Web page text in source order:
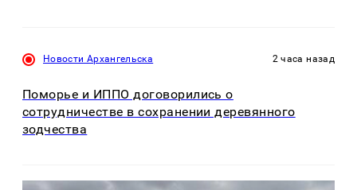
Новости Архангельска 2 часа назад
Поморье и ИППО договорились о
сотрудничестве в сохранении деревянного
зодчества